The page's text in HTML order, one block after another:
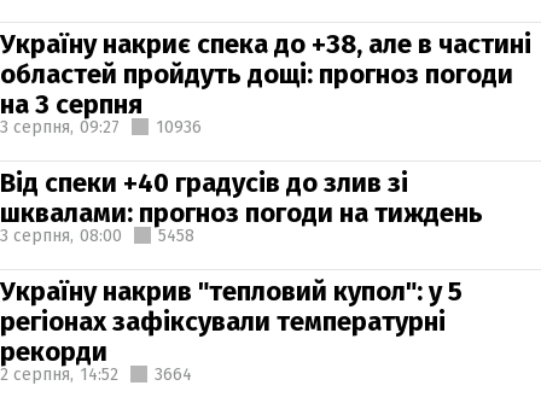
Україну накриє спека до +38, але в частині
областей пройдуть дощі: прогноз погоди
на 3 серпня
3 серпня, 09:27 10936
Від спеки +40 градусів до злив зі
шквалами: прогноз погоди на тиждень
3 серпня, 08:00 5458
Україну накрив "тепловий купол": у 5
регіонах зафіксували температурні
рекорди
2 серпня, 14:52 3664